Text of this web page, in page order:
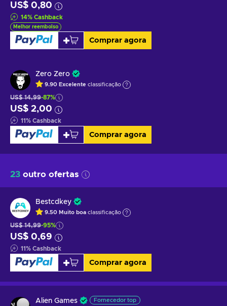
US$ 0,80
14% Cashback
Melhor reembolso
Comprar agora
Zero Zero
9.90 Excelente classificação
US$ 14,99-87%
US$ 2,00
11% Cashback
Comprar agora
23 outro ofertas
Bestcdkey
9.50 Muito boa classificação
US$ 14,99-95%
US$ 0,69
11% Cashback
Comprar agora
Alien Games Fornecedor top